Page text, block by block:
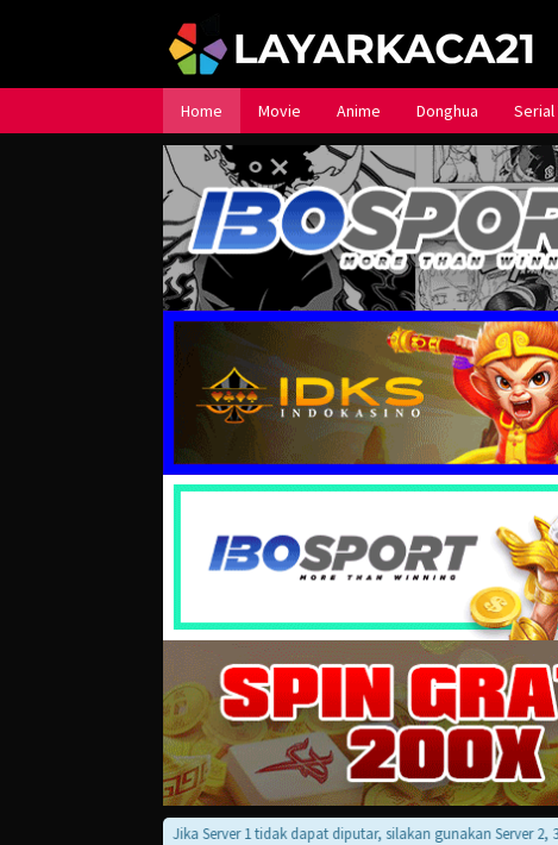
Home Movie Anime Donghua Serial
Jika Server 1 tidak dapat diputar, silakan gunakan Server 2, 3,